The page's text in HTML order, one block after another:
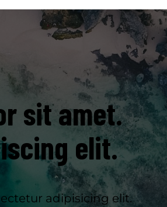
sit amet.
elit.
adipisicing elit.